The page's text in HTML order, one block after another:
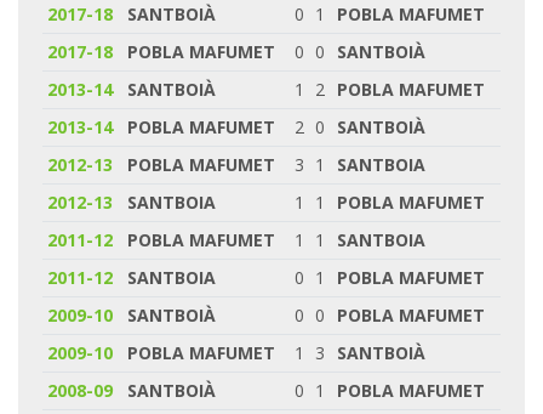
2017-18 SANTBOIÀ 0 1
POBLA MAFUMET
2017-18
POBLA MAFUMET 0 0
SANTBOIÀ
2013-14
SANTBOIÀ 1 2 POBLA MAFUMET
2013-14
POBLA MAFUMET 2 0
SANTBOIÀ
2012-13
POBLA MAFUMET 3 1
SANTBOIA
2012-13
SANTBOIA 1 1
POBLA MAFUMET
2011-12
POBLA MAFUMET 1 1
SANTBOIA
2011-12
SANTBOIA 0 1
POBLA MAFUMET
2009-10
SANTBOIÀ 0 0
POBLA MAFUMET
2009-10
POBLA MAFUMET 1 3
SANTBOIÀ
2008-09
SANTBOIÀ 0 1
POBLA MAFUMET